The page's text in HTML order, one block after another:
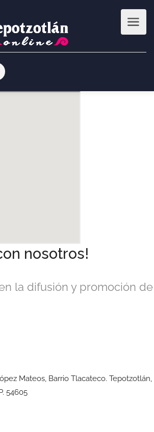
nosotros!
la difusión y promoción de
Mateos, Barrio Tlacateco. Tepotzotlán,
54605